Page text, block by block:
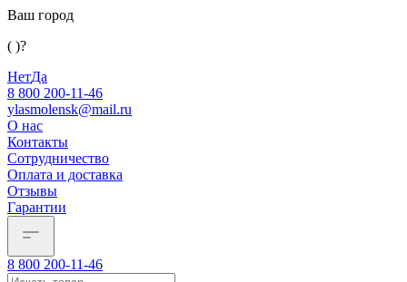
Ваш город
( )?
НетДа
8 800 200-11-46
ylasmolensk@mail.ru
О нас
Контакты
Сотрудничество
Оплата и доставка
Отзывы
Гарантии
8 800 200-11-46